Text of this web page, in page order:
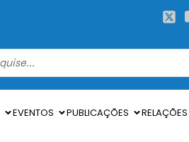
EVENTOS PUBLICAÇÕES